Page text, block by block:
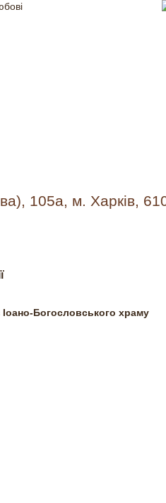
105а, м. Харків,
Богословського храму